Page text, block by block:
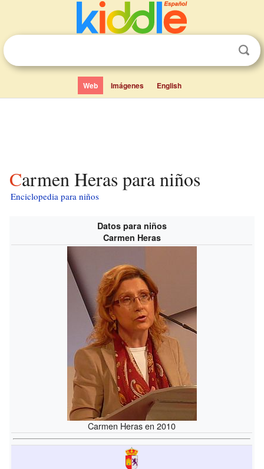
Web Imágenes English
Carmen Heras para niños
Enciclopedia para niños
Datos para niños
Carmen Heras
Carmen Heras en 2010